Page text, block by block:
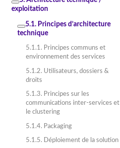
exploitation
5.1. Principes d’architecture
technique
5.1.1. Principes communs et
environnement des services
5.1.2. Utilisateurs, dossiers &
droits
5.1.3. Principes sur les
communications inter-services et
le clustering
5.1.4. Packaging
5.1.5. Déploiement de la solution